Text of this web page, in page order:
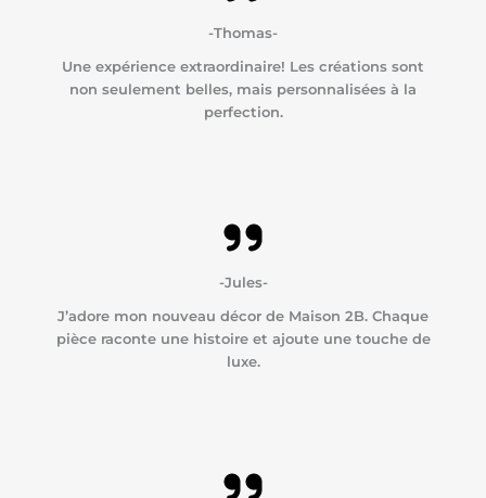
-Thomas-
Une expérience extraordinaire! Les créations sont
non seulement belles, mais personnalisées à la
perfection.
-Jules-
J’adore mon nouveau décor de Maison 2B. Chaque
pièce raconte une histoire et ajoute une touche de
luxe.